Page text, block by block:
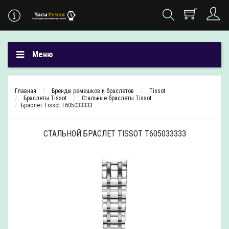
Меню
Главная Бренды ремешков и браслетов
Tissot
Браслеты Tissot
Стальные браслеты Tissot
Браслет Tissot T605033333
СТАЛЬНОЙ БРАСЛЕТ TISSOT T605033333